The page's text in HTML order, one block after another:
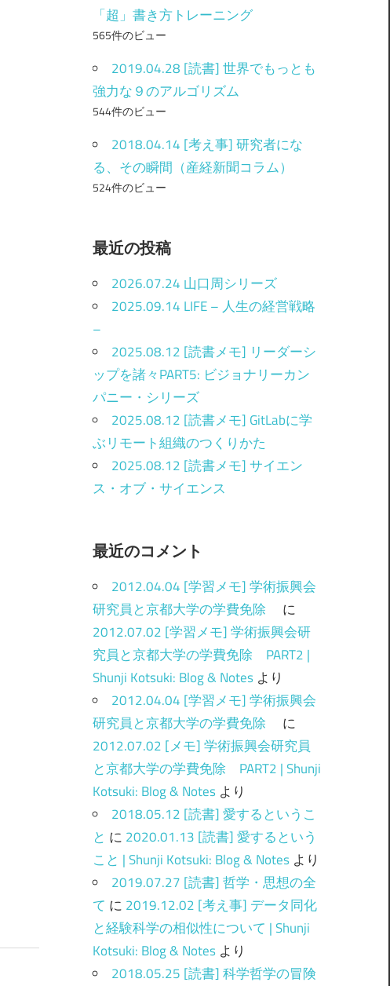
「超」書き方トレーニング
565件のビュー
2019.04.28 [読書] 世界でもっとも
強力な９のアルゴリズム
544件のビュー
2018.04.14 [考え事] 研究者にな
る、その瞬間（産経新聞コラム）
524件のビュー
最近の投稿
2026.07.24 山口周シリーズ
2025.09.14 LIFE – 人生の経営戦略
–
2025.08.12 [読書メモ] リーダーシ
ップを諸々PART5: ビジョナリーカン
パニー・シリーズ
2025.08.12 [読書メモ] GitLabに学
ぶリモート組織のつくりかた
2025.08.12 [読書メモ] サイエン
ス・オブ・サイエンス
最近のコメント
2012.04.04 [学習メモ] 学術振興会
研究員と京都大学の学費免除
に
2012.07.02 [学習メモ] 学術振興会研
究員と京都大学の学費免除 PART2 |
Shunji Kotsuki: Blog & Notesより
2012.04.04 [学習メモ] 学術振興会
研究員と京都大学の学費免除
に
2012.07.02 [メモ] 学術振興会研究員
と京都大学の学費免除 PART2 | Shunji
Kotsuki: Blog & Notesより
2018.05.12 [読書] 愛するというこ
と に 2020.01.13 [読書] 愛するという
こと | Shunji Kotsuki: Blog & Notesより
2019.07.27 [読書] 哲学・思想の全
て に 2019.12.02 [考え事] データ同化
と経験科学の相似性について | Shunji
Kotsuki: Blog & Notesより
2018.05.25 [読書] 科学哲学の冒険